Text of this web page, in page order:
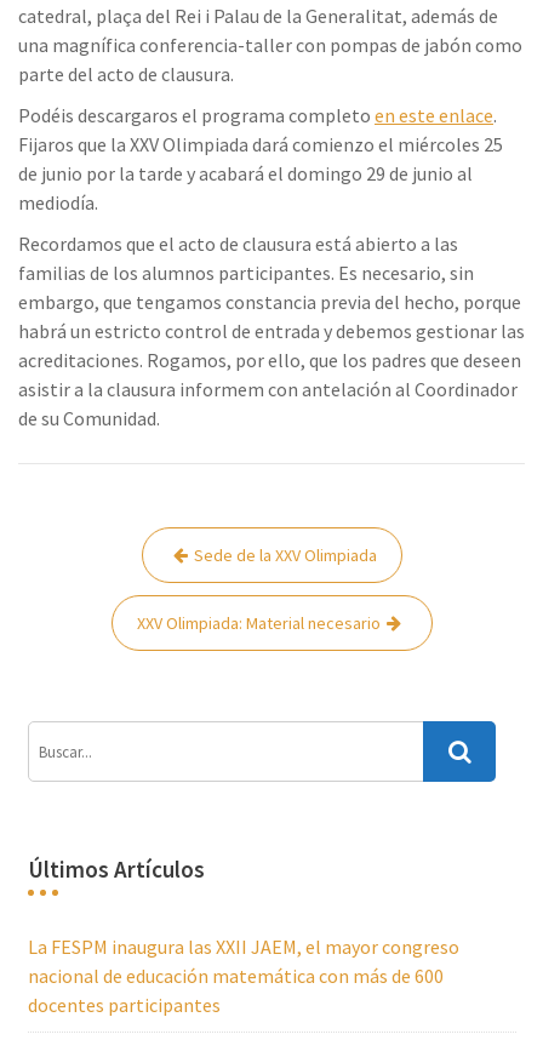
catedral, plaça del Rei i Palau de la Generalitat, además de
una magnífica conferencia-taller con pompas de jabón como
parte del acto de clausura.
Podéis descargaros el programa completo en este enlace.
Fijaros que la XXV Olimpiada dará comienzo el miércoles 25
de junio por la tarde y acabará el domingo 29 de junio al
mediodía.
Recordamos que el acto de clausura está abierto a las
familias de los alumnos participantes. Es necesario, sin
embargo, que tengamos constancia previa del hecho, porque
habrá un estricto control de entrada y debemos gestionar las
acreditaciones. Rogamos, por ello, que los padres que deseen
asistir a la clausura informem con antelación al Coordinador
de su Comunidad.
Navegación
entradas
Sede de la XXV Olimpiada
XXV Olimpiada: Material necesario
Últimos Artículos
La FESPM inaugura las XXII JAEM, el mayor congreso
nacional de educación matemática con más de 600
docentes participantes